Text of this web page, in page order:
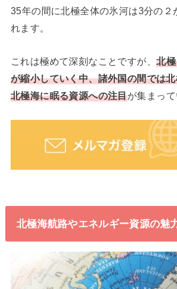
35年の間に北極全体の氷河は3分の２
れます。
これは極めて深刻なことですが、北
が縮小していく中、諸外国の間では
北極海に眠る資源への注目が集まって
北極海航路やエネルギー資源の魅